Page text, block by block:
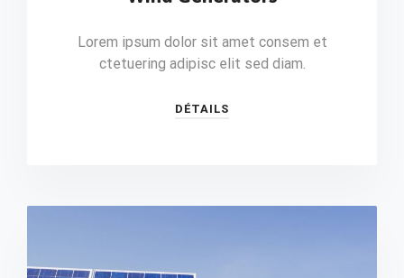
Lorem ipsum dolor sit amet consem et
ctetuering adipisc elit sed diam.
DÉTAILS